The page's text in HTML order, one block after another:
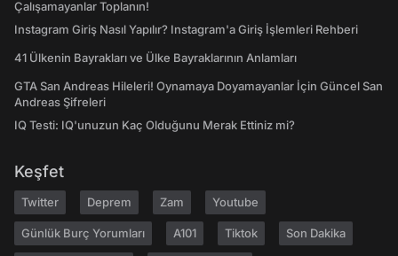
Çalışamayanlar Toplanın!
Instagram Giriş Nasıl Yapılır? Instagram'a Giriş İşlemleri Rehberi
41 Ülkenin Bayrakları ve Ülke Bayraklarının Anlamları
GTA San Andreas Hileleri! Oynamaya Doyamayanlar İçin Güncel San
Andreas Şifreleri
IQ Testi: IQ'unuzun Kaç Olduğunu Merak Ettiniz mi?
Keşfet
Twitter Deprem Zam Youtube
Günlük Burç Yorumları A101 Tiktok Son Dakika